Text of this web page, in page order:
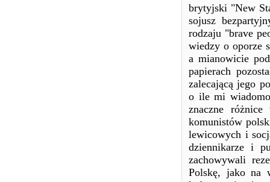
brytyjski "New
sojusz
rodzaju "brave
wiedzy o oporze
a mianowicie
papierach
zalecającą jego
o ile mi
znaczne
komunistów
lewicowych i
dziennikarze i
zachowywali
Polskę, jako na